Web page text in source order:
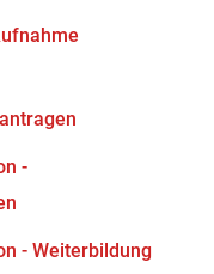
-
- Weiterbildung